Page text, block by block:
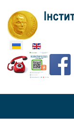
Оберіть свою мову